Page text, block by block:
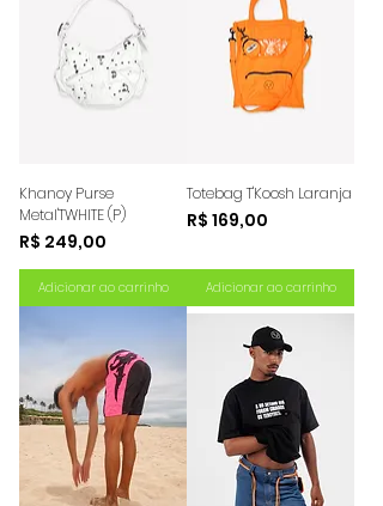
Khanoy Purse
Metal'TWHITE (P)
Preço
R$ 249,00
Adicionar ao carrinho
Totebag T'Koosh Laranja
Preço
R$ 169,00
Adicionar ao carrinho